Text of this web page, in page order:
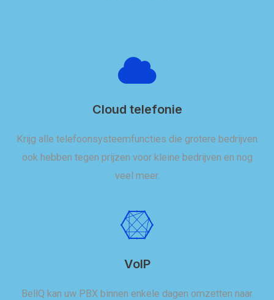
Cloud telefonie
Krijg alle telefoonsysteemfuncties die grotere bedrijven
ook hebben tegen prijzen voor kleine bedrijven en nog
veel meer.
VoIP
BellQ kan uw PBX binnen enkele dagen omzetten naar